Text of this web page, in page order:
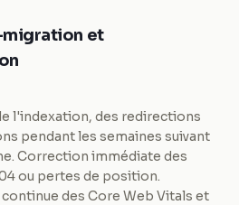
et
l'indexation, des redirections
pendant les semaines suivant
Correction immédiate des
ou pertes de position.
des Core Web Vitals et